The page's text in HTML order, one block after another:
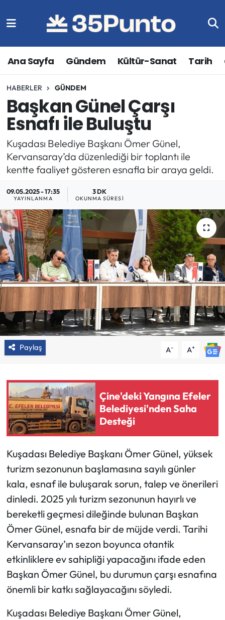
Ana Sayfa Gündem Kültür-Sanat Tarih
HABERLER GÜNDEM
Başkan Günel Çarşı
Esnafı ile Buluştu
Kuşadası Belediye Başkanı Ömer Günel,
Kervansaray’da düzenlediği bir toplantı ile
kentte faaliyet gösteren esnafla bir araya geldi.
09.05.2025 - 17:35
YAYINLANMA
3 DK
OKUNMA SÜRESI
Paylaş A- A+
Çine'deki Yangına Efeler
Belediyesi'nden Saha
Desteği
Kuşadası Belediye Başkanı Ömer Günel, yüksek
turizm sezonunun başlamasına sayılı günler
kala, esnaf ile buluşarak sorun, talep ve önerileri
dinledi. 2025 yılı turizm sezonunun hayırlı ve
bereketli geçmesi dileğinde bulunan Başkan
Ömer Günel, esnafa bir de müjde verdi. Tarihi
Kervansaray’ın sezon boyunca otantik
etkinliklere ev sahipliği yapacağını ifade eden
Başkan Ömer Günel, bu durumun çarşı esnafına
önemli bir katkı sağlayacağını söyledi.
Kuşadası Belediye Başkanı Ömer Günel,